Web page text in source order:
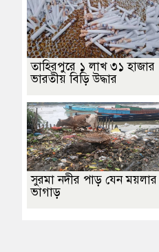
তাহিরপুরে ১ লাখ ৩১ হাজার
ভারতীয় বিড়ি উদ্ধার
সুরমা নদীর পাড় যেন ময়লার
ভাগাড়